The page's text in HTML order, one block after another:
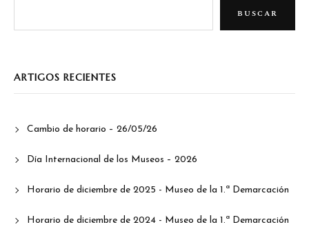
BUSCAR
ARTIGOS RECIENTES
Cambio de horario – 26/05/26
Día Internacional de los Museos – 2026
Horario de diciembre de 2025 - Museo de la 1.ª Demarcación
Horario de diciembre de 2024 - Museo de la 1.ª Demarcación